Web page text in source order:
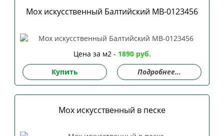
Мох искусственный Балтийский MВ-0123456
Цена за м2 - 1890 руб.
Купить
Подробнее...
Мох искусственный в песке